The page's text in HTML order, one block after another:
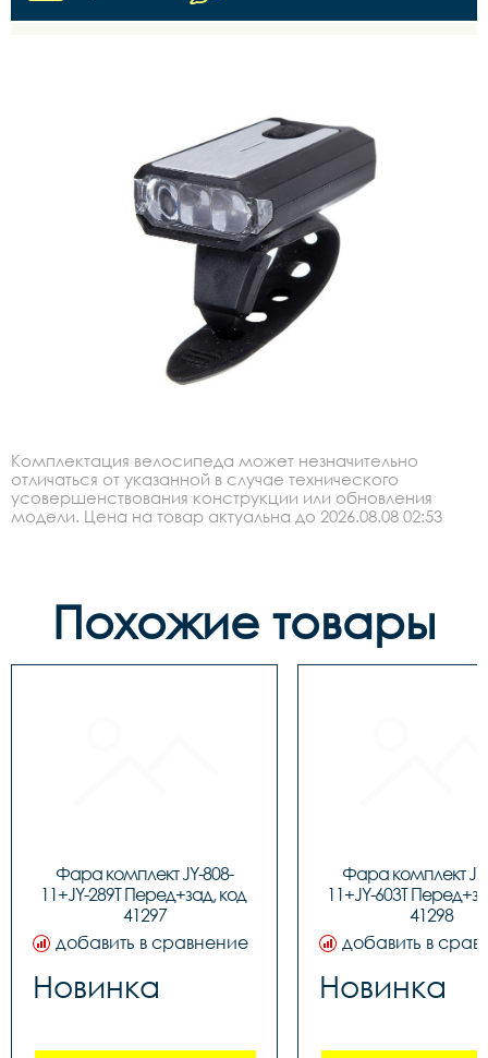
Комплектация велосипеда может незначительно
отличаться от указанной в случае технического
усовершенствования конструкции или обновления
модели. Цена на товар актуальна до 2026.08.08 02:53
Похожие товары
Фара комплект JY-808-
11+JY-289T Перед+зад, код
41297
добавить в сравнение
Новинка
Фара комплект
11+JY-603T
41298
добавить в
Новинка